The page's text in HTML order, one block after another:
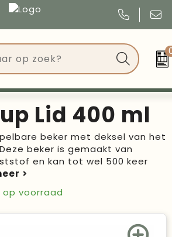
Lid 400 ml
beker met deksel van het
beker is gemaakt van
en kan tot wel 500 keer
op voorraad